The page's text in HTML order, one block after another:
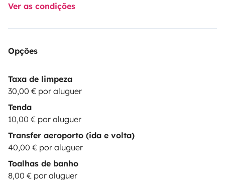
Ver as condições
Opções
Taxa de limpeza
30,00 € por aluguer
Tenda
10,00 € por aluguer
Transfer aeroporto (ida e volta)
40,00 € por aluguer
Toalhas de banho
8,00 € por aluguer